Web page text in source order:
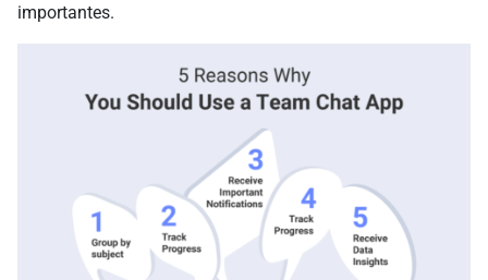
importantes.